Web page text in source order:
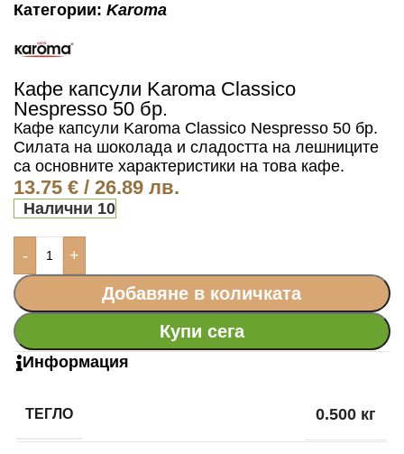
Категории: Karoma
Кафе капсули Karoma Classico
Nespresso 50 бр.
Кафе капсули Karoma Classico Nespresso 50 бр.
Силата на шоколада и сладостта на лешниците
са основните характеристики на това кафе.
13.75 € / 26.89 лв.
Налични 10
- +
Добавяне в количката
Купи сега
Информация
ТЕГЛО 0.500 кг